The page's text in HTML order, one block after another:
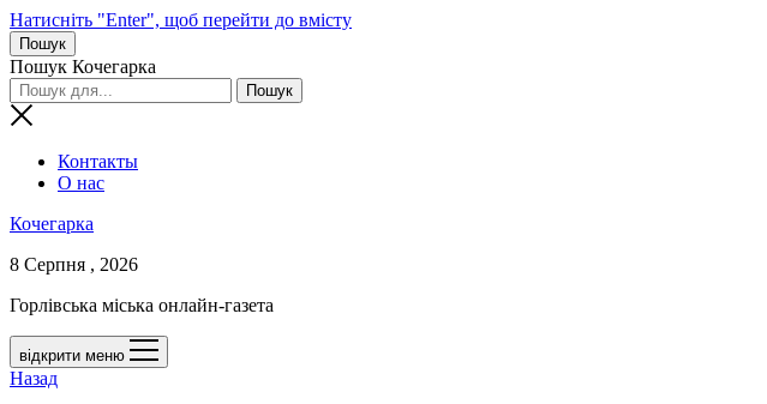
Натисніть "Enter", щоб перейти до вмісту
Пошук
Пошук Кочегарка
Контакты
О нас
Кочегарка
8 Серпня , 2026
Горлівська міська онлайн-газета
відкрити меню
Назад